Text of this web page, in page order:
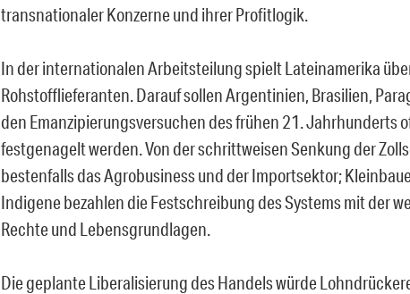
transnationaler Konzerne und ihrer Profitlogik.
In der internationalen Arbeitsteilung spielt Lateinamerika
Rohstofflieferanten. Darauf sollen Argentinien, Brasilien,
den Emanzipierungsversuchen des frühen 21. Jahrhunderts
festgenagelt werden. Von der schrittweisen Senkung der
bestenfalls das Agrobusiness und der Importsektor;
Indigene bezahlen die Festschreibung des Systems mit der
Rechte und Lebensgrundlagen.
Die geplante Liberalisierung des Handels würde